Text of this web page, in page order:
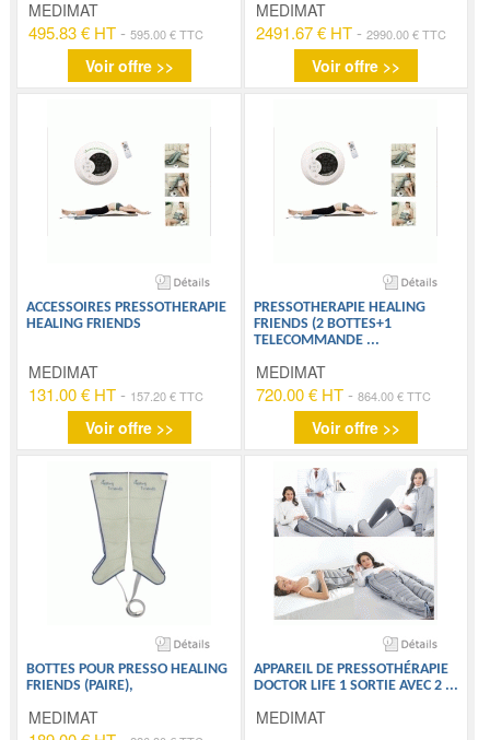
MEDIMAT
495.83 € HT -595.00 € TTC
Voir offre >>
MEDIMAT
2491.67 € HT- 2990.00 € TTC
Voir offre >>
ACCESSOIRES PRESSOTHERAPIE
HEALING FRIENDS
MEDIMAT
131.00 € HT - 157.20 € TTC
Voir offre >>
PRESSOTHERAPIE HEALING
FRIENDS (2 BOTTES+1
TELECOMMANDE ...
MEDIMAT
720.00 € HT- 864.00 € TTC
Voir offre >>
BOTTES POUR PRESSO HEALING
FRIENDS (PAIRE),
MEDIMAT
APPAREIL DE PRESSOTHÉRAPIE
DOCTOR LIFE 1 SORTIE AVEC 2 ...
MEDIMAT